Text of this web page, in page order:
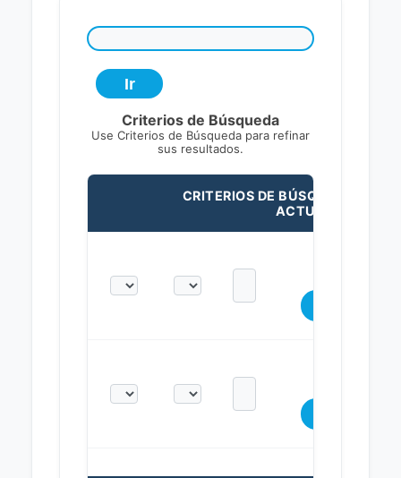
Criterios de Búsqueda
Use Criterios de Búsqueda para refinar
sus resultados.
CRITERIOS DE BÚSQUEDA
ACTUALES: